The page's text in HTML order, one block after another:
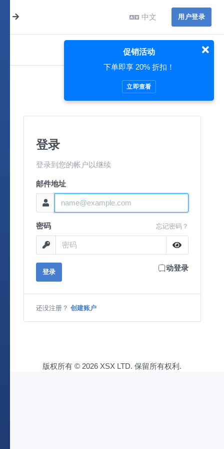
中文 用户登录
登录
登录到您的帐户以继续
邮件地址
密码 忘记密码？
登录 自动登录
还没注册？ 创建账户
版权所有 © 2026 XSX LTD. 保留所有权利.
促销活动
下单即享 20% 折扣！
立即查看